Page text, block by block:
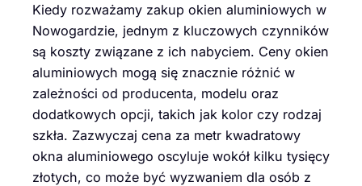
Kiedy rozważamy zakup okien aluminiowych w
Nowogardzie, jednym z kluczowych czynników
są koszty związane z ich nabyciem. Ceny okien
aluminiowych mogą się znacznie różnić w
zależności od producenta, modelu oraz
dodatkowych opcji, takich jak kolor czy rodzaj
szkła. Zazwyczaj cena za metr kwadratowy
okna aluminiowego oscyluje wokół kilku tysięcy
złotych, co może być wyzwaniem dla osób z